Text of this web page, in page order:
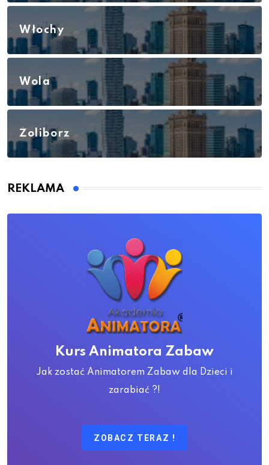
Włochy
Wola
Żoliborz
REKLAMA
Kurs Animatora Zabaw
Jak zostać Animatorem Zabaw dla Dzieci i
zarabiać ?!
ZOBACZ TERAZ !